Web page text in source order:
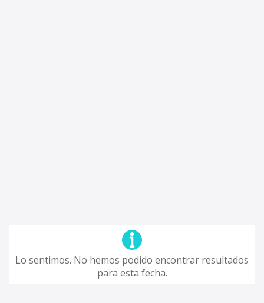
Lo sentimos. No hemos podido encontrar resultados
para esta fecha.